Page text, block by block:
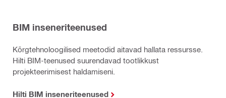
BIM inseneriteenused
Kõrgtehnoloogilised meetodid aitavad hallata ressursse.
Hilti BIM-teenused suurendavad tootlikkust
projekteerimisest haldamiseni.
Hilti BIM inseneriteenused